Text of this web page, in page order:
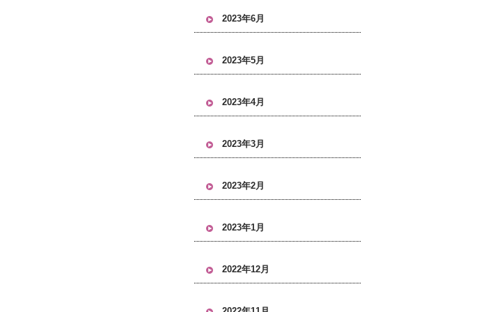
2023年6月
2023年5月
2023年4月
2023年3月
2023年2月
2023年1月
2022年12月